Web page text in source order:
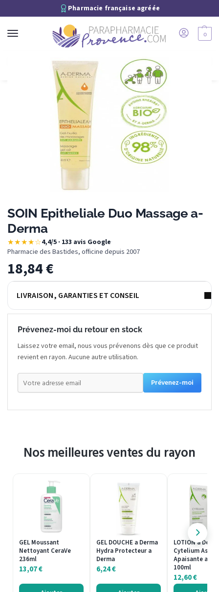
Pharmacie française agréée
Recherche
0
SOIN Epitheliale Duo Massage a-
Derma
★★★★☆4,4/5 · 133 avis Google·
Pharmacie des Bastides, officine depuis 2007
18,84€
LIVRAISON, GARANTIES ET CONSEIL
Prévenez-moi du retour en stock
Laissez votre email, nous vous prévenons dès que ce produit
revient en rayon. Aucune autre utilisation.
Prévenez-moi
Nos meilleures ventes du rayon
GEL Moussant
Nettoyant CeraVe
236ml
13,07€
GEL DOUCHE a Derma
Hydra Protecteur a
Derma
6,24€
LOTION a
Cytelium
Apaisante a
100ml
12,60€